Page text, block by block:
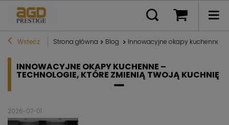
Wstecz Strona główna Blog Innowacyjne okapy kuchenne –
INNOWACYJNE OKAPY KUCHENNE –
TECHNOLOGIE, KTÓRE ZMIENIĄ TWOJĄ KUCHNIĘ
2026-07-01